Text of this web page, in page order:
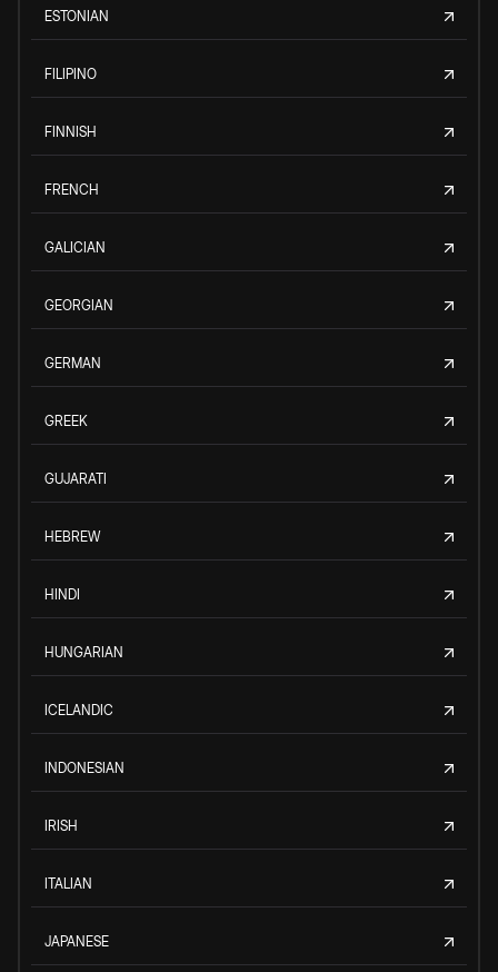
ESTONIAN
FILIPINO
FINNISH
FRENCH
GALICIAN
GEORGIAN
GERMAN
GREEK
GUJARATI
HEBREW
HINDI
HUNGARIAN
ICELANDIC
INDONESIAN
IRISH
ITALIAN
JAPANESE